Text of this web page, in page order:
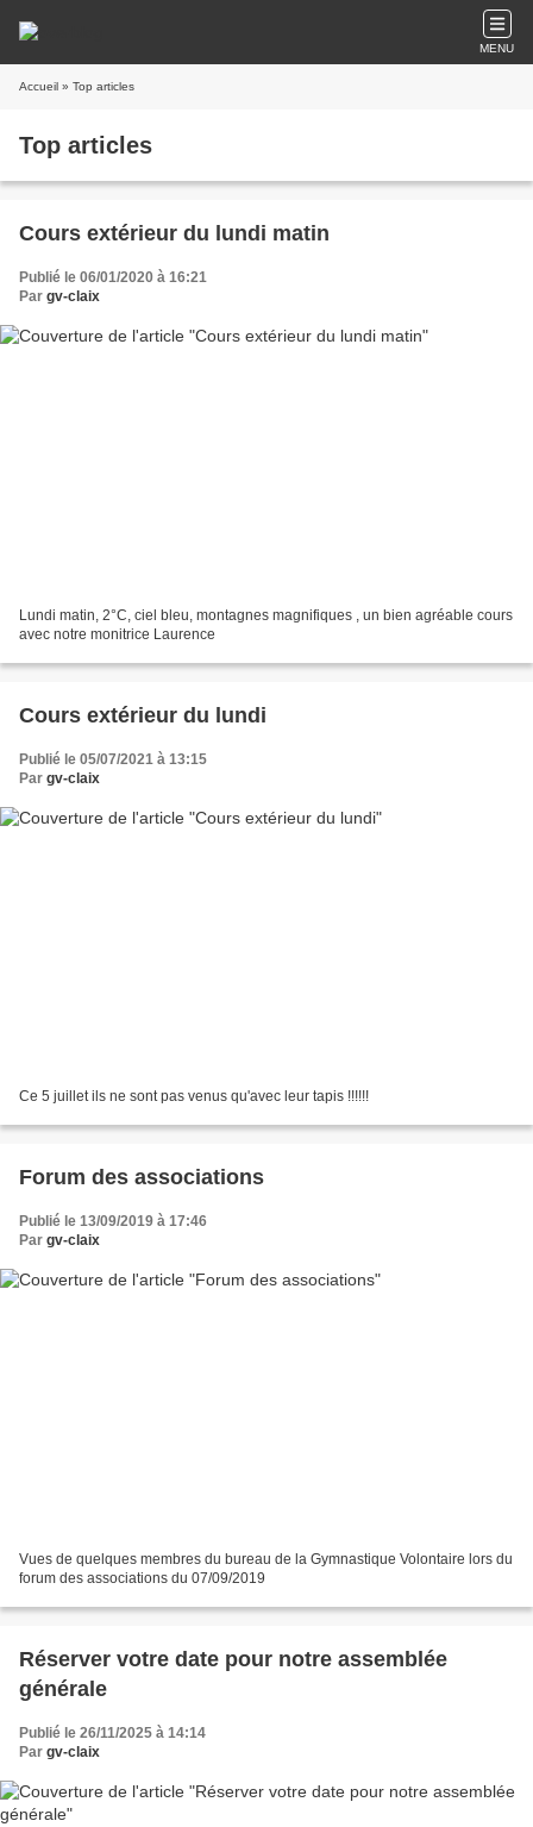
MENU
Accueil » Top articles
Top articles
Cours extérieur du lundi matin
Publié le 06/01/2020 à 16:21
Par gv-claix
Lundi matin, 2°C, ciel bleu, montagnes magnifiques , un bien agréable cours
avec notre monitrice Laurence
Cours extérieur du lundi
Publié le 05/07/2021 à 13:15
Par gv-claix
Ce 5 juillet ils ne sont pas venus qu'avec leur tapis !!!!!!
Forum des associations
Publié le 13/09/2019 à 17:46
Par gv-claix
Vues de quelques membres du bureau de la Gymnastique Volontaire lors du
forum des associations du 07/09/2019
Réserver votre date pour notre assemblée
générale
Publié le 26/11/2025 à 14:14
Par gv-claix